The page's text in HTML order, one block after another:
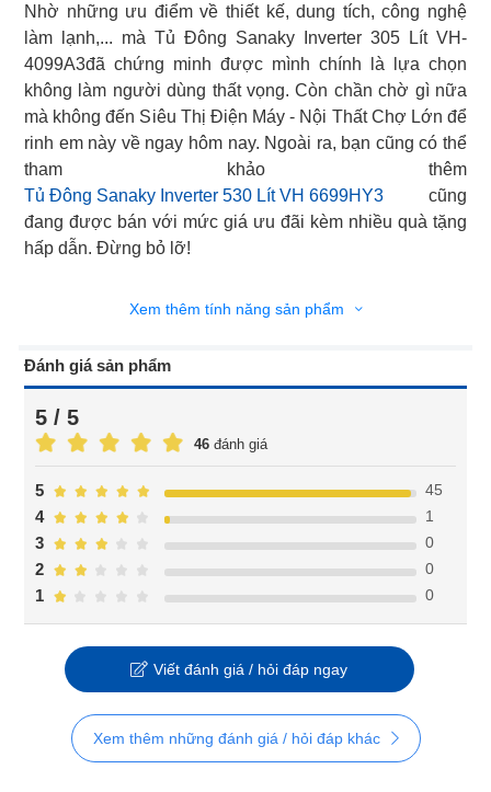
Nhờ những ưu điểm về thiết kế, dung tích, công nghệ
làm lạnh,... mà Tủ Đông Sanaky Inverter 305 Lít VH-
4099A3đã chứng minh được mình chính là lựa chọn
không làm người dùng thất vọng. Còn chần chờ gì nữa
mà không đến Siêu Thị Điện Máy - Nội Thất Chợ Lớn để
rinh em này về ngay hôm nay. Ngoài ra, bạn cũng có thể
Tủ Đông Sanaky Inverter 530 Lít VH 6699HY3 cũng
đang được bán với mức giá ưu đãi kèm nhiều quà tặng
hấp dẫn. Đừng bỏ lỡ!
Xem thêm tính năng sản phẩm
Đánh giá sản phẩm
5 / 5
46 đánh giá
1 0
2 0
3 0
4 1
5 45
Viết đánh giá / hỏi đáp ngay
Xem thêm những đánh giá / hỏi đáp khác